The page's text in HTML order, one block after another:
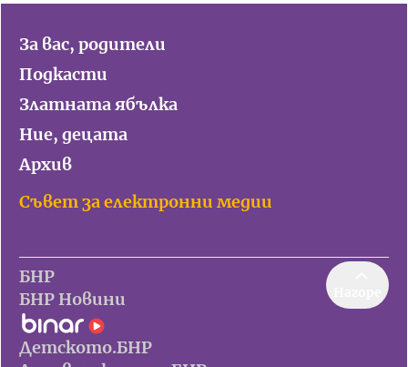
За вас, родители
Подкасти
Златната ябълка
Ние, децата
Архив
Съвет за електронни медии
БНР
БНР Новини
Детското.БНР